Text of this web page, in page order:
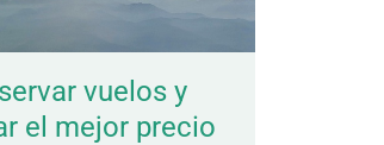
vuelos y
el mejor precio